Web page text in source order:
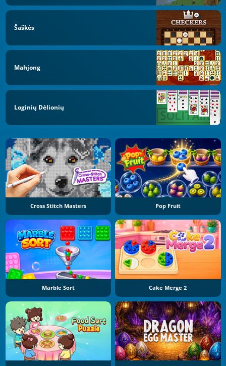
Šaškės
Mahjong
Loginių Dėlionių
Cross Stitch Masters Pop Fruit
Marble Sort Cake Merge 2